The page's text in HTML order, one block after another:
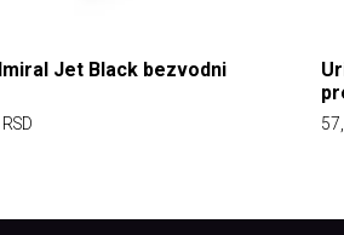
Jet Black bezvodni
RSD